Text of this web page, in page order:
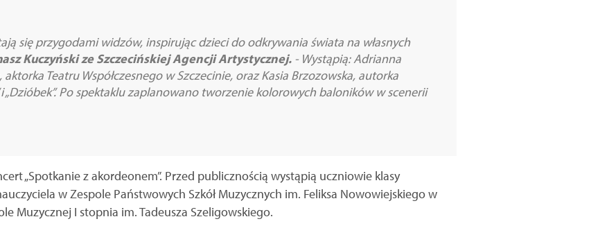
się przygodami widzów, inspirując dzieci do odkrywania świata na własnych
Kuczyński ze Szczecińskiej Agencji Artystycznej. - Wystąpią: Adrianna
Teatru Współczesnego w Szczecinie, oraz Kasia Brzozowska, autorka
i „Dzióbek”. Po spektaklu zaplanowano tworzenie kolorowych baloników w scenerii
„Spotkanie z akordeonem”. Przed publicznością wystąpią uczniowie klasy
w Zespole Państwowych Szkół Muzycznych im. Feliksa Nowowiejskiego w
Muzycznej I stopnia im. Tadeusza Szeligowskiego.